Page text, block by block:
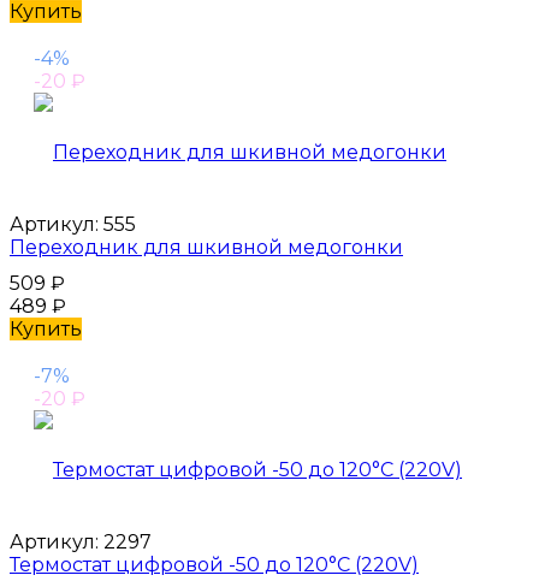
Купить
-4%
-20 ₽
Артикул: 555
Переходник для шкивной медогонки
509 ₽
489 ₽
Купить
-7%
-20 ₽
Артикул: 2297
Термостат цифровой -50 до 120°С (220V)